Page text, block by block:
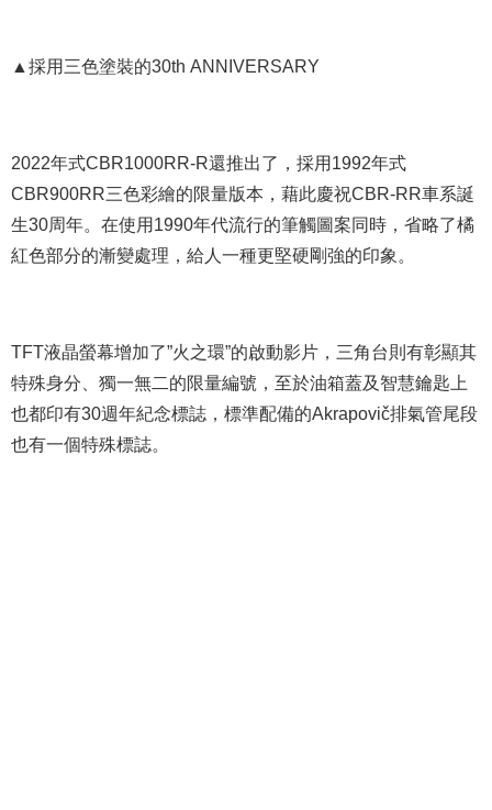
▲採用三色塗裝的30th ANNIVERSARY
2022年式CBR1000RR-R還推出了，採用1992年式
CBR900RR三色彩繪的限量版本，藉此慶祝CBR-RR車系誕
生30周年。在使用1990年代流行的筆觸圖案同時，省略了橘
紅色部分的漸變處理，給人一種更堅硬剛強的印象。
TFT液晶螢幕增加了”火之環”的啟動影片，三角台則有彰顯其
特殊身分、獨一無二的限量編號，至於油箱蓋及智慧鑰匙上
也都印有30週年紀念標誌，標準配備的Akrapovič排氣管尾段
也有一個特殊標誌。